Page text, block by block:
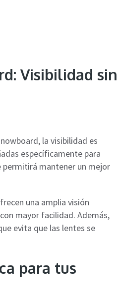
Visibilidad sin
la visibilidad es
específicamente para
permitirá mantener un mejor
una amplia visión
mayor facilidad. Además,
evita que las lentes se
para tus